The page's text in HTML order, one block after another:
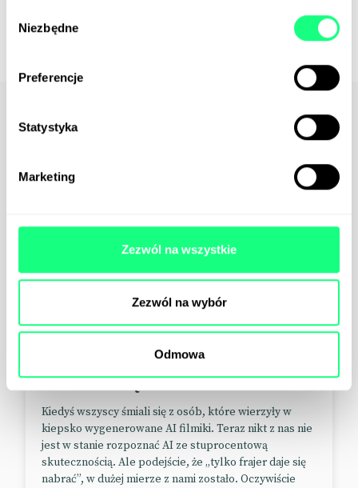
zgody
Niezbędne
Preferencje
Statystyka
Marketing
Zezwól na wszystkie
Zezwól na wybór
Odmowa
Podobne artykuły
Nie dam się nabrać
Kiedyś wszyscy śmiali się z osób, które wierzyły w
kiepsko wygenerowane AI filmiki. Teraz nikt z nas nie
jest w stanie rozpoznać AI ze stuprocentową
skutecznością. Ale podejście, że „tylko frajer daje się
nabrać”, w dużej mierze z nami zostało. Oczywiście